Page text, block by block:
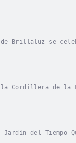
Brillaluz se
Cordillera de la
del Tiempo